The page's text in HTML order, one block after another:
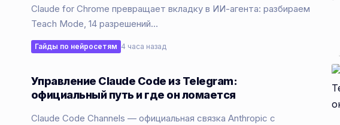
Claude for Chrome превращает вкладку в ИИ-агента: разбираем
Teach Mode, 14 разрешений…
Гайды по нейросетям 4 часа назад
Управление Claude Code из Telegram:
официальный путь и где он ломается
Claude Code Channels — официальная связка Anthropic с